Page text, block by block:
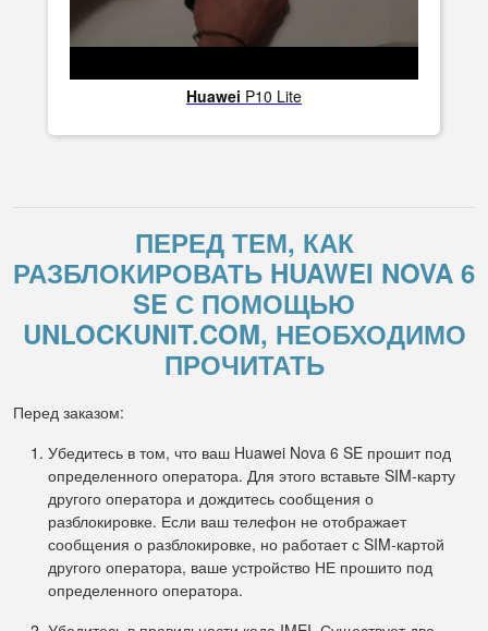
Huawei P10 Lite
ПЕРЕД ТЕМ, КАК
РАЗБЛОКИРОВАТЬ HUAWEI NOVA 6
SE С ПОМОЩЬЮ
UNLOCKUNIT.COM, НЕОБХОДИМО
ПРОЧИТАТЬ
Перед заказом:
Убедитесь в том, что ваш Huawei Nova 6 SE прошит под
определенного оператора. Для этого вставьте SIM-карту
другого оператора и дождитесь сообщения о
разблокировке. Если ваш телефон не отображает
сообщения о разблокировке, но работает с SIM-картой
другого оператора, ваше устройство НЕ прошито под
определенного оператора.